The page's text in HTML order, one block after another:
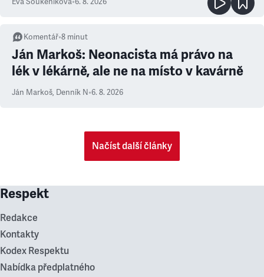
Komentář•8 minut
Ján Markoš: Neonacista má právo na
lék v lékárně, ale ne na místo v kavárně
Ján Markoš, Denník N•6. 8. 2026
Načíst další články
Respekt
Redakce
Kontakty
Kodex Respektu
Nabídka předplatného